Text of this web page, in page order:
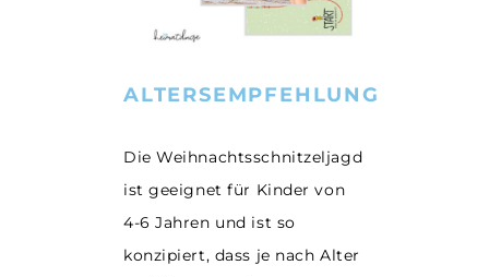
ALTERSEMPFEHLUNG
Die Weihnachtsschnitzeljagd
ist geeignet für Kinder von
4-6 Jahren und ist so
konzipiert, dass je nach Alter